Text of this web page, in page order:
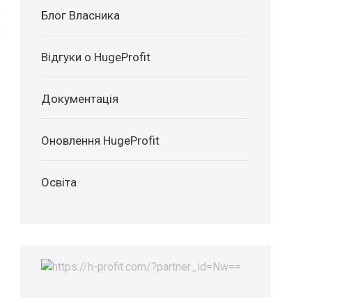
Блог Власника
Відгуки о HugeProfit
Документація
Оновлення HugeProfit
Освіта